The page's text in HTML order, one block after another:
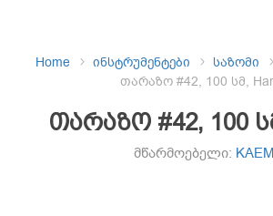
Home ინსტრუმენტები საზომი
თარაზო #42, 100 სმ,
თარაზო #42, 100
მწარმოებელი: KAEM